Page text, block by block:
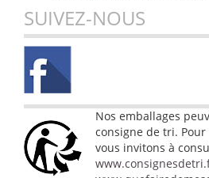
SUIVEZ-NOUS
Nos emballages
consigne de tri.
vous invitons à